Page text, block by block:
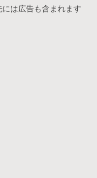
は広告も含まれます